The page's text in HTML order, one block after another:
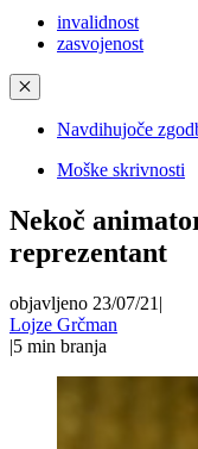
invalidnost
zasvojenost
✕
Navdihujoče
Moške skrivnosti
Nekoč
reprezentant
objavljeno 23/07/21 |
Lojze Grčman
|5 min branja